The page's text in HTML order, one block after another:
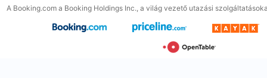
A Booking.com a Booking Holdings Inc., a világ vezető utazási